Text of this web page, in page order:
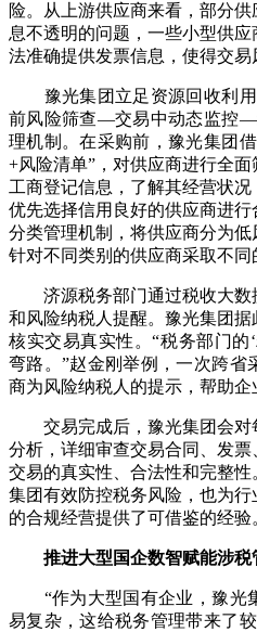
险。从上游供应商来看，部分
息不透明的问题，一些小型供
法准确提供发票信息，使得交易
豫光集团立足资源回收利用
前风险筛查—交易中动态监控—
理机制。在采购前，豫光集团
+风险清单”，对供应商进行全
工商登记信息，了解其经营状况
优先选择信用良好的供应商进
分类管理机制，将供应商分为低
针对不同类别的供应商采取不同
济源税务部门通过税收大数
和风险纳税人提醒。豫光集团
核实交易真实性。“税务部门的
弯路。”赵金刚举例，一次跨省
商为风险纳税人的提示，帮助企
交易完成后，豫光集团会对
分析，详细审查交易合同、发
交易的真实性、合法性和完整
集团有效防控税务风险，也为
的合规经营提供了可借鉴的经验
推进大型国企数智赋能涉税
“作为大型国有企业，豫光
易复杂，这给税务管理带来了